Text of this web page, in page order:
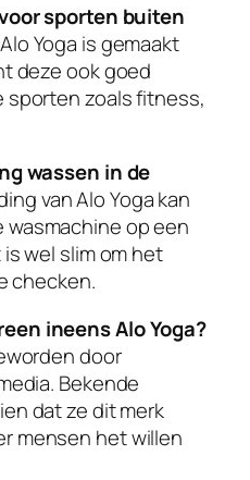
sporten buiten
Yoga is gemaakt
deze ook goed
sporten zoals fitness,
wassen in de
van Alo Yoga kan
op een
wel slim om het
checken.
ineens Alo Yoga?
door
Bekende
dat ze dit merk
mensen het willen